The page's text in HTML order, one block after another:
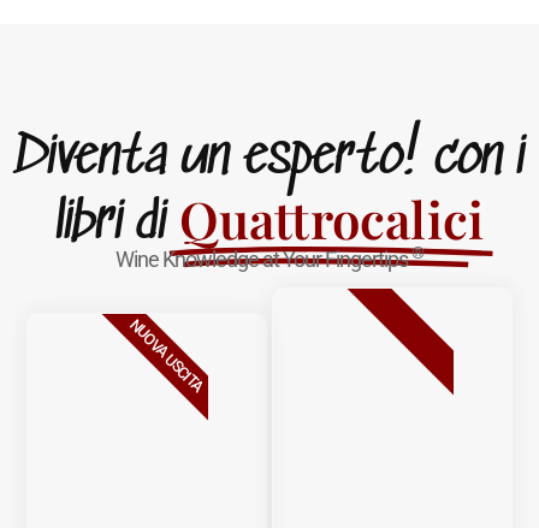
Diventa un esperto! con i
libri di Quattrocalici
Wine Knowledge at Your Fingertips®
NUOVA USCITA BESTSELLER